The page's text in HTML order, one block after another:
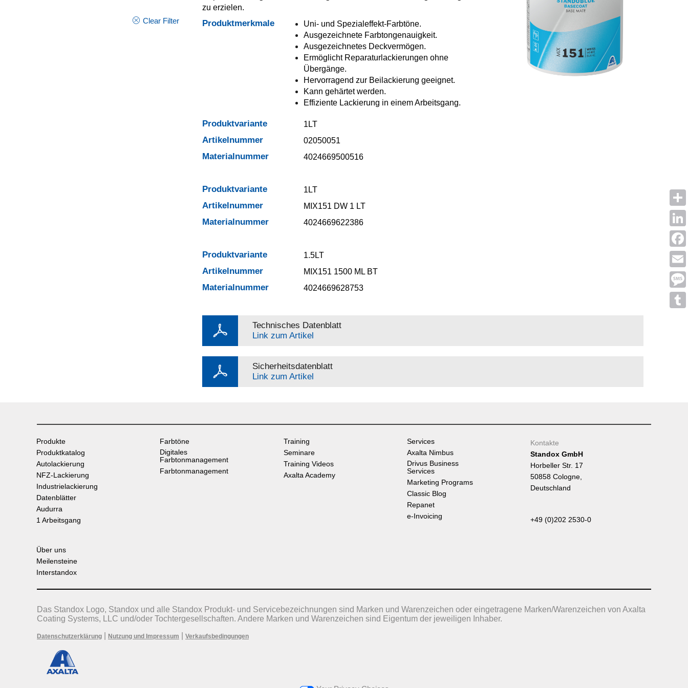
Email
Clear Filter
zu erzielen.
Produktmerkmale
Uni- und Spezialeffekt-Farbtöne.
Ausgezeichnete Farbtongenauigkeit.
Ausgezeichnetes Deckvermögen.
Ermöglicht Reparaturlackierungen ohne
Übergänge.
Hervorragend zur Beilackierung geeignet.
Kann gehärtet werden.
Effiziente Lackierung in einem Arbeitsgang.
Produktvariante 1LT
Artikelnummer 02050051
Materialnummer 4024669500516
Produktvariante 1LT
Artikelnummer MIX151 DW 1 LT
Materialnummer 4024669622386
Produktvariante 1.5LT
Artikelnummer MIX151 1500 ML BT
Materialnummer 4024669628753
Technisches Datenblatt
Link zum Artikel
Sicherheitsdatenblatt
Link zum Artikel
Produkte
Produktkatalog
Autolackierung
NFZ-Lackierung
Industrielackierung
Datenblätter
Audurra
1 Arbeitsgang
Farbtöne
Digitales
Farbtonmanagement
Farbtonmanagement
Training
Seminare
Training Videos
Axalta Academy
Services
Axalta Nimbus
Drivus Business
Services
Marketing Programs
Classic Blog
Repanet
e-Invoicing
Über uns
Meilensteine
Interstandox
Kontakte
Standox GmbH
Horbeller Str. 17
50858 Cologne,
Deutschland
+49 (0)202 2530-0
Das Standox Logo, Standox und alle Standox Produkt- und Servicebezeichnungen sind Marken und Warenzeichen oder eingetragene Marken/Warenzeichen von Axalta
Coating Systems, LLC und/oder Tochtergesellschaften. Andere Marken und Warenzeichen sind Eigentum der jeweiligen Inhaber.
Datenschutzerklärung Nutzung und Impressum Verkaufsbedingungen